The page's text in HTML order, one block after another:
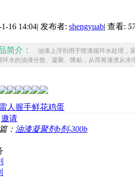
1-16 14:04| 发布者: shengyuab| 查看:
简介：
油漆上浮剂用于喷漆循环水处理，
环水的油漆分散、凝聚、降粘，从而将漆渣从水
人 握手鲜花鸡蛋
邀请
： 油漆凝聚剂b剂-300b